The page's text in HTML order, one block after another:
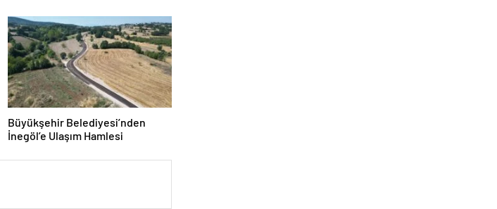
Büyükşehir Belediyesi’nden
İnegöl’e Ulaşım Hamlesi